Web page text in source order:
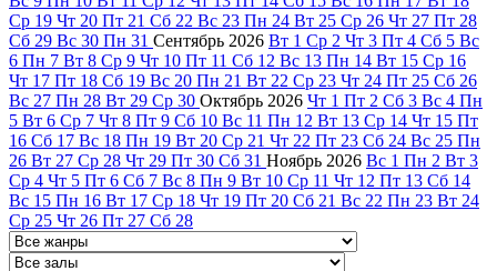
Ср 19 Чт 20 Пт 21 Сб 22 Вс 23 Пн 24 Вт 25 Ср 26 Чт 27 Пт 28
Сб 29 Вс 30 Пн 31 Сентябрь 2026 Вт 1 Ср 2 Чт 3 Пт 4 Сб 5 Вс
6 Пн 7 Вт 8 Ср 9 Чт 10 Пт 11 Сб 12 Вс 13 Пн 14 Вт 15 Ср 16
Чт 17 Пт 18 Сб 19 Вс 20 Пн 21 Вт 22 Ср 23 Чт 24 Пт 25 Сб 26
Вс 27 Пн 28 Вт 29 Ср 30 Октябрь 2026 Чт 1 Пт 2 Сб 3 Вс 4 Пн
5 Вт 6 Ср 7 Чт 8 Пт 9 Сб 10 Вс 11 Пн 12 Вт 13 Ср 14 Чт 15 Пт
16 Сб 17 Вс 18 Пн 19 Вт 20 Ср 21 Чт 22 Пт 23 Сб 24 Вс 25 Пн
26 Вт 27 Ср 28 Чт 29 Пт 30 Сб 31 Ноябрь 2026 Вс 1 Пн 2 Вт 3
Ср 4 Чт 5 Пт 6 Сб 7 Вс 8 Пн 9 Вт 10 Ср 11 Чт 12 Пт 13 Сб 14
Вс 15 Пн 16 Вт 17 Ср 18 Чт 19 Пт 20 Сб 21 Вс 22 Пн 23 Вт 24
Ср 25 Чт 26 Пт 27 Сб 28